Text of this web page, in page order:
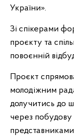
України».
Зі спікерами
проєкту та
повоєнній
Проєкт
молодіжним
долучитись до
через побудову
представниками